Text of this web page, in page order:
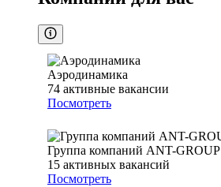
Аэродинамика
74 активные вакансии
Посмотреть
Группа компаний ANT-GROUP
15 активных вакансий
Посмотреть